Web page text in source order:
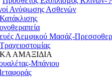
Ανύψωσης Ασθενών
Λεμφικού Μασάζ-
ΑΜΑΞΙΔΙΑ
Μπάνιου